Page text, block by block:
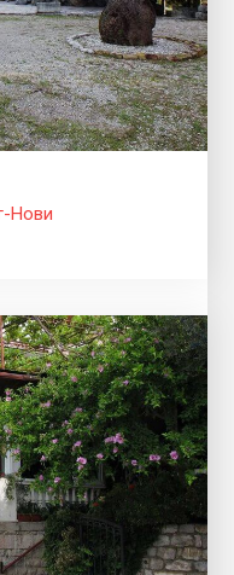
Нови